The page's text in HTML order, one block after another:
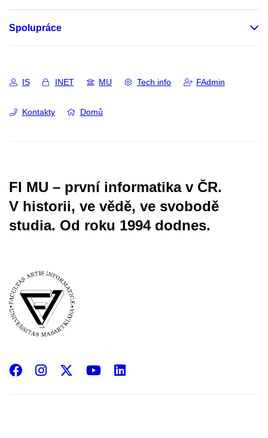
Spolupráce
IS INET MU Tech info FAdmin
Kontakty Domů
FI MU – první informatika v ČR.
V historii, ve vědě, ve svobodě
studia. Od roku 1994 dodnes.
Facebook
InstagramYouTube